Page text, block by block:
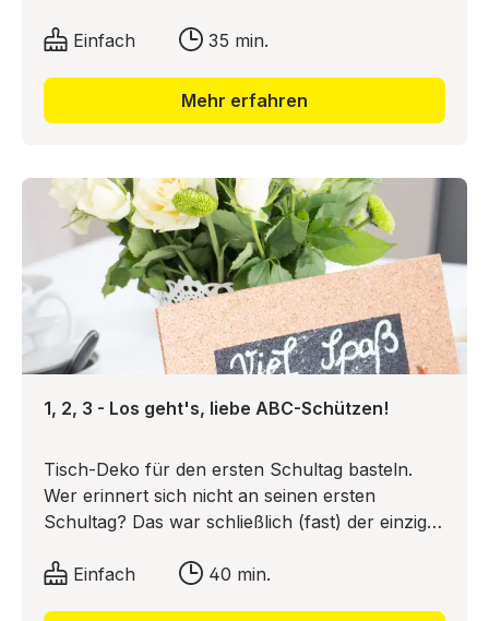
domestizierten Sorte Frau gehören, geht einmal
stellen sich an den Herd, um Marmeladen
einzukochen. Und da die beiden nebenbei noch
verziert. Wie das geht, verraten sie Ihnen jetzt!
Einfach 35 min.
Mehr erfahren
1, 2, 3 - Los geht's, liebe ABC-Schützen!
Tisch-Deko für den ersten Schultag basteln.
Wer erinnert sich nicht an seinen ersten
Schultag? Das war schließlich (fast) der einzige
gemacht hat ;) Was noch viel toller ist als
Einfach 40 min.